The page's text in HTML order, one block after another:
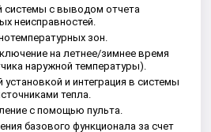
системы с выводом отчета
неисправностей.
зон.
на летнее/зимнее время
наружной температуры).
установкой и интеграция в системы
тепла.
с помощью пульта.
базового функционала за счет